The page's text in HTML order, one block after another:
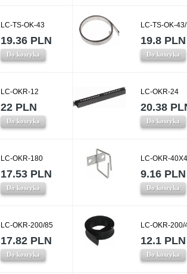
LC-TS-OK-43
19.36 PLN
Do koszyka
LC-TS-OK-
19.8 PLN
Do koszyka
LC-OKR-12
22 PLN
Do koszyka
LC-OKR-24
20.38
Do koszyka
LC-OKR-180
17.53 PLN
Do koszyka
LC-OKR-
9.16 PLN
Do koszyka
LC-OKR-200/85
17.82 PLN
Do koszyka
LC-OKR-200/
12.1 PLN
Do koszyka